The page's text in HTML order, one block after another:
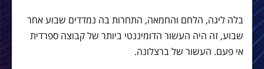
בלה ליגה, הלחם והחמאה, התחרות בה נמדדים שבוע אחר
שבוע, זה היה העשור הדומיננטי ביותר של קבוצה ספרדית
אי פעם. העשור של ברצלונה.